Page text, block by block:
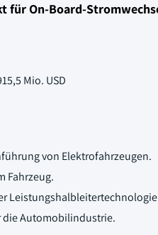
für On-Board-
Mio. USD
von Elektrofahrzeugen.
Fahrzeug.
die Automobilindustrie.